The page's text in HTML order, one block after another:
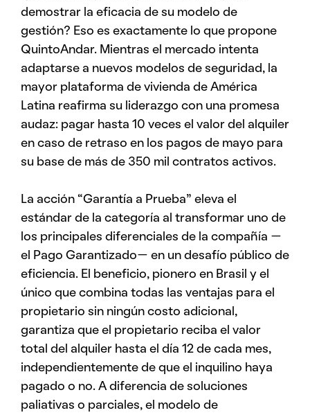
demostrar la eficacia de su modelo de
gestión? Eso es exactamente lo que propone
QuintoAndar. Mientras el mercado intenta
adaptarse a nuevos modelos de seguridad, la
mayor plataforma de vivienda de América
Latina reafirma su liderazgo con una promesa
audaz: pagar hasta 10 veces el valor del alquiler
en caso de retraso en los pagos de mayo para
su base de más de 350 mil contratos activos.
La acción “Garantía a Prueba” eleva el
estándar de la categoría al transformar uno de
los principales diferenciales de la compañía —
el Pago Garantizado— en un desafío público de
eficiencia. El beneficio, pionero en Brasil y el
único que combina todas las ventajas para el
propietario sin ningún costo adicional,
garantiza que el propietario reciba el valor
total del alquiler hasta el día 12 de cada mes,
independientemente de que el inquilino haya
pagado o no. A diferencia de soluciones
paliativas o parciales, el modelo de